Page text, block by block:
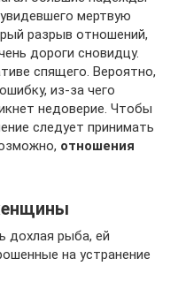
мертвую
разрыв отношений,
дороги сновидцу.
спящего. Вероятно,
из-за чего
недоверие. Чтобы
следует принимать
отношения
дохлая рыба, ей
на устранение